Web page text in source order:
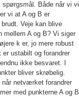
Både når vi
vi at A og B er
Veje kan blive
mellem A og B? Vi siger
k er, jo mere robust
ustabilt og forandrer
ikke besvaret. I
bliver skrøbelig.
netværket forandrer
med punkterne A og